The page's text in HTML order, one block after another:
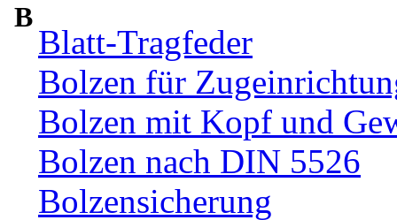
B
Blatt-Tragfeder
Bolzen für
Bolzen mit Kopf und
Bolzen nach DIN 5526
Bolzensicherung